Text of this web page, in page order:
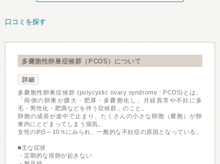
口コミを探す
多嚢胞性卵巣症候群（PCOS）について
詳細
多嚢胞性卵巣症候群 (polycystic ovary syndrome : PCOS)とは、
「両側の卵巣が腫大・肥厚・多嚢胞化し、月経異常や不妊に多
毛・男性化・肥満などを伴う症候群」のこと。
卵胞の成⻑が途中で止まり、たくさんの⼩さな卵胞（嚢胞）が卵
巣内にとどまってしまう病気。
女性の約5～10％にみられ、一般的な不妊症の原因となっている。
■主な症状
・定期的な排卵が起きない